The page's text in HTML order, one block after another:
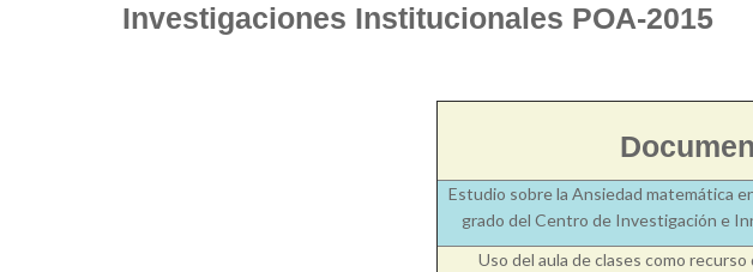
Investigaciones Institucionales POA-2015
Estudio sobre la Ansiedad matemática
grado del Centro de Investigación e
Uso del aula de clases como